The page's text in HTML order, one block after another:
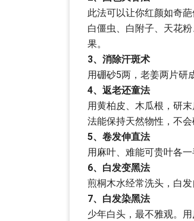
此法可以让你红颜如奇
白僵虫、白附子、天花
果。
3、消除汗斑术
用硼砂5两，老姜两片研
4、返老还童法
用黄柏皮、木瓜根，研
法能保持天然物性，不
5、卷发伸直法
用麻叶、难能可贵叶各
6、白发变黑法
煎桐木水经常洗头，白发
7、白发染黑法
少年白头，最不雅观。